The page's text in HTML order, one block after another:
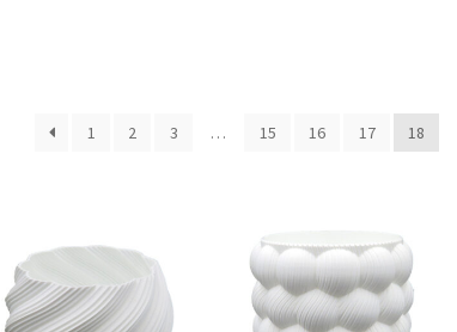
1 2 3 … 15 16 17 18